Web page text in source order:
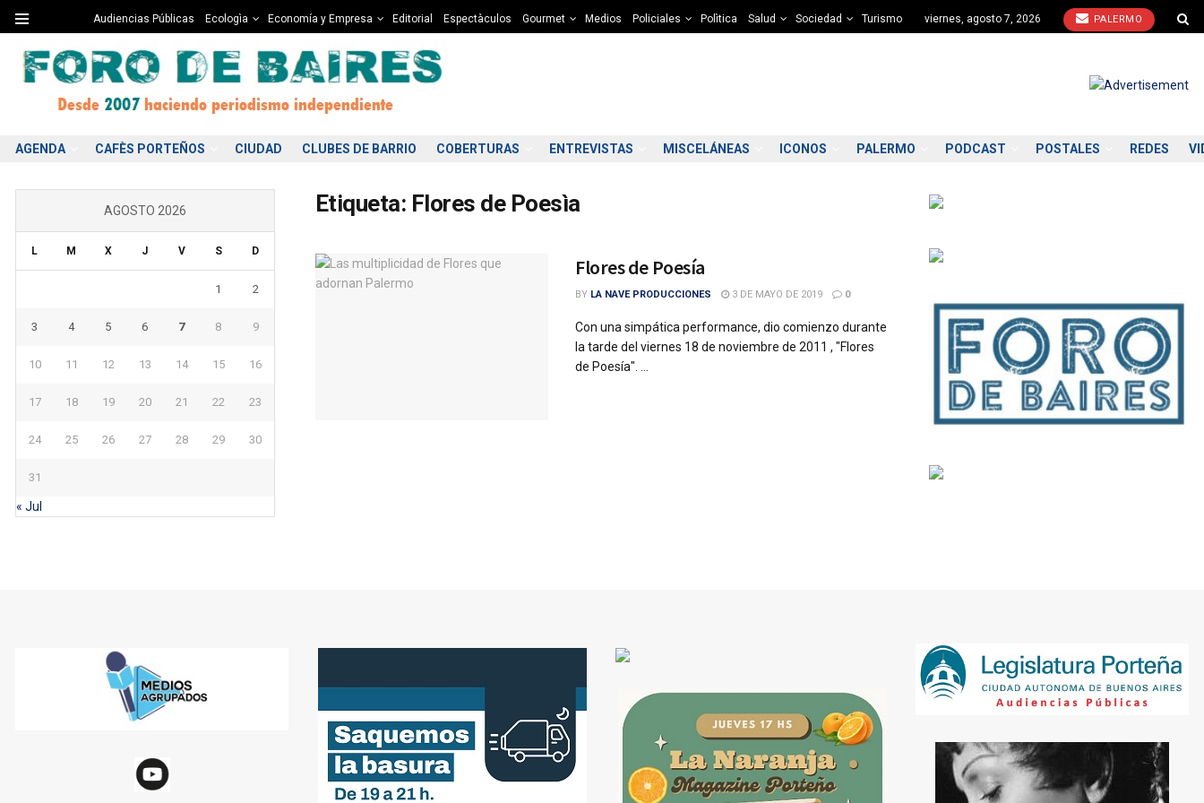
Audiencias Públicas Ecologìa Economía y Empresa Editorial Espectàculos Gourmet Medios Policiales Polìtica Salud Sociedad Turismo viernes, agosto 7, 2026 PALERMO
AGENDA CAFÈS PORTEÑOS CIUDAD CLUBES DE BARRIO COBERTURAS ENTREVISTAS MISCELÁNEAS ICONOS PALERMO PODCAST POSTALES REDES
Etiqueta: Flores de Poesìa
Flores de Poesía
BY LA NAVE PRODUCCIONES 3 DE MAYO DE 2019 0
Con una simpática performance, dio comienzo durante
la tarde del viernes 18 de noviembre de 2011 , "Flores
de Poesía". ...
AGOSTO 2026
L M X J V S D
1 2
3 4 5 6 7 8 9
10 11 12 13 14 15 16
17 18 19 20 21 22 23
24 25 26 27 28 29 30
31
« Jul